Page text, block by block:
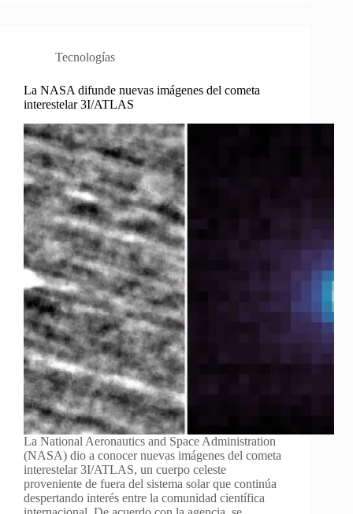
Tecnologías
La NASA difunde nuevas imágenes del cometa
interestelar 3I/ATLAS
La National Aeronautics and Space Administration
(NASA) dio a conocer nuevas imágenes del cometa
interestelar 3I/ATLAS, un cuerpo celeste
proveniente de fuera del sistema solar que continúa
despertando interés entre la comunidad científica